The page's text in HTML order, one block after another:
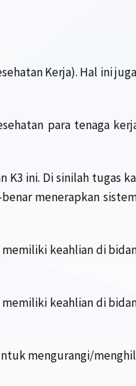
Kerja). Hal ini
para tenaga
ini. Di sinilah tugas
menerapkan
keahlian di
keahlian di
mengurangi/